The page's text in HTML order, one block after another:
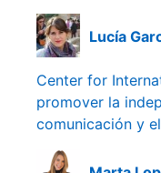
Lucía
Center for
promover la
comunicación y